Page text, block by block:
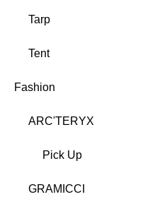
Tarp
Tent
Fashion
ARC'TERYX
Pick Up
GRAMICCI